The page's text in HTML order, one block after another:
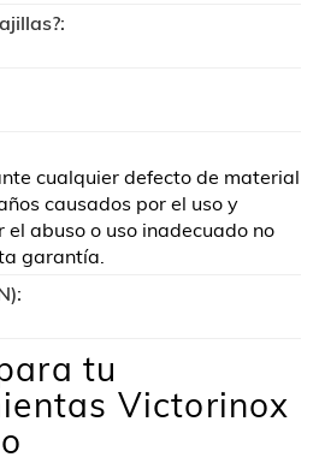
cualquier defecto de material
causados por el uso y
abuso o uso inadecuado no
garantía.
tu
Victorinox